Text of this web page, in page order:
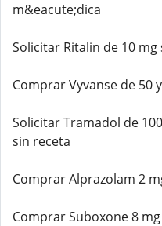
m&eacute;dica
Solicitar Ritalin de 10 mg
Comprar Vyvanse de 50
Solicitar Tramadol de
sin receta
Comprar Alprazolam 2
Comprar Suboxone 8